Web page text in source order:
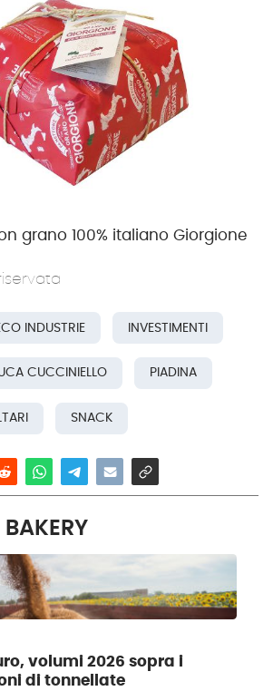
grano 100% italiano Giorgione
INDUSTRIE INVESTIMENTI
CUCCINIELLO PIADINA
SNACK
volumi 2026 sopra i
di tonnellate